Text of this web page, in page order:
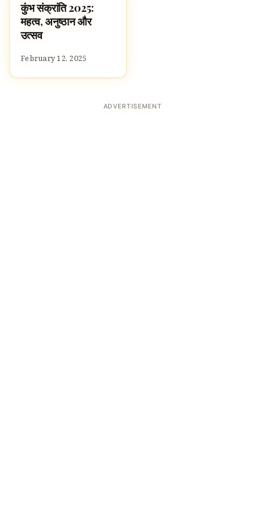
MAHA KUMBH MELA
कुंभ संक्रांति 2025:
महत्व, अनुष्ठान और
उत्सव
February 12, 2025
ADVERTISEMENT